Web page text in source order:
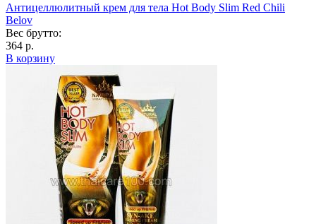
Антицеллюлитный крем для тела Hot Body Slim Red Chili
Belov
Вес брутто:
364 р.
В корзину